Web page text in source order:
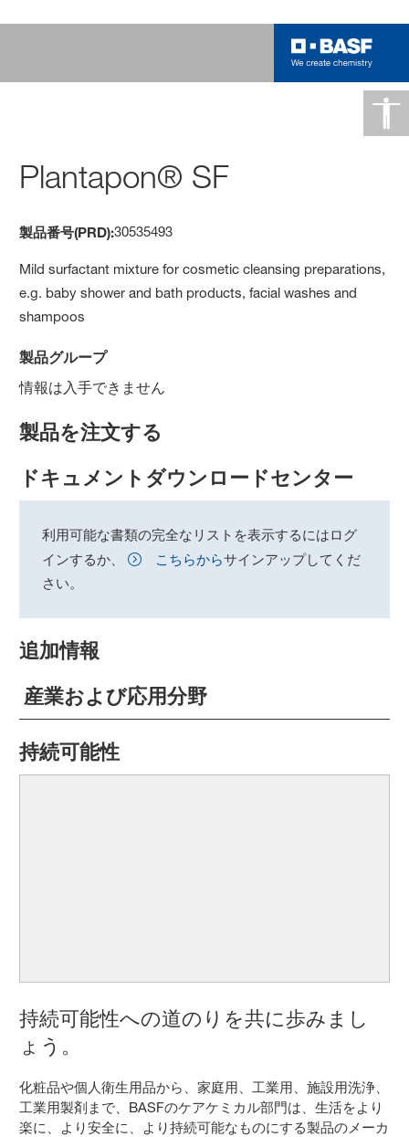
Plantapon® SF
製品番号(PRD):30535493
Mild surfactant mixture for cosmetic cleansing preparations,
e.g. baby shower and bath products, facial washes and
shampoos
製品グループ
情報は入手できません
製品を注文する
ドキュメントダウンロードセンター
利用可能な書類の完全なリストを表示するにはログ
インするか、
こちらからサインアップしてくだ
さい。
追加情報
産業および応用分野
持続可能性
持続可能性への道のりを共に歩みまし
ょう。
化粧品や個人衛生用品から、家庭用、工業用、施設用洗浄、
工業用製剤まで、BASFのケアケミカル部門は、生活をより
楽に、より安全に、より持続可能なものにする製品のメーカ